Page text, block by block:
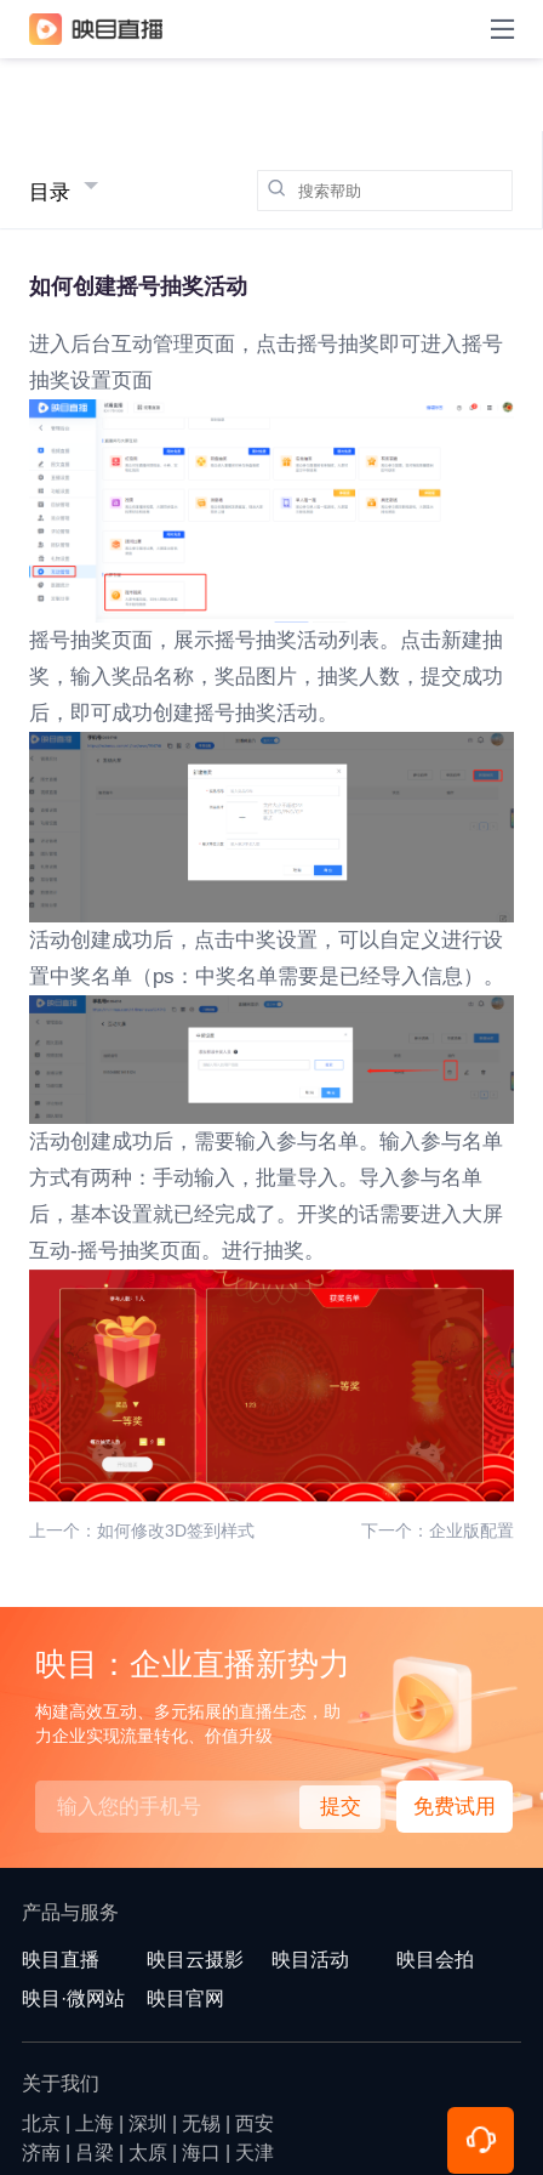
目录
如何创建摇号抽奖活动
进入后台互动管理页面，点击摇号抽奖即可进入摇号
抽奖设置页面
摇号抽奖页面，展示摇号抽奖活动列表。点击新建抽
奖，输入奖品名称，奖品图片，抽奖人数，提交成功
后，即可成功创建摇号抽奖活动。
活动创建成功后，点击中奖设置，可以自定义进行设
置中奖名单（ps：中奖名单需要是已经导入信息）。
活动创建成功后，需要输入参与名单。输入参与名单
方式有两种：手动输入，批量导入。导入参与名单
后，基本设置就已经完成了。开奖的话需要进入大屏
互动-摇号抽奖页面。进行抽奖。
上一个：如何修改3D签到样式 下一个：企业版配置
映目：企业直播新势力
构建高效互动、多元拓展的直播生态，助
力企业实现流量转化、价值升级
提交 免费试用
产品与服务
映目直播 映目云摄影 映目活动
映目会拍
映目·微网站
映目官网
关于我们
北京 | 上海 | 深圳 | 无锡 | 西安
济南 | 吕梁 | 太原 | 海口 | 天津